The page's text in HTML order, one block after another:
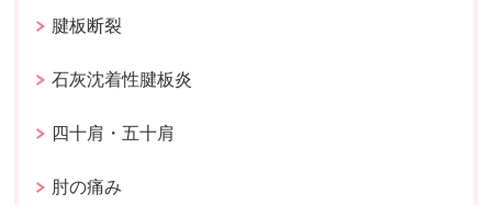
腱板断裂
石灰沈着性腱板炎
四十肩・五十肩
肘の痛み